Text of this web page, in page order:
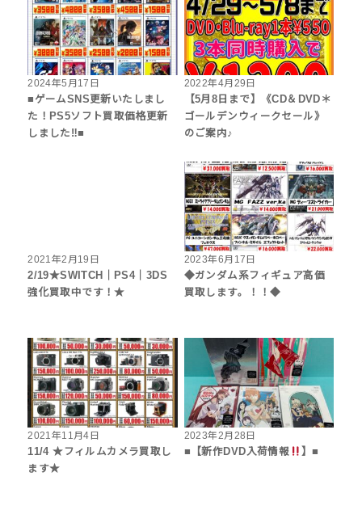
2024年5月17日
■ゲームSNS更新いたしまし
た！PS5ソフト買取価格更新
しました‼︎■
2022年4月29日
【5月8日まで】《CD＆DVD＊
ゴールデンウィークセール》
のご案内♪
2021年2月19日
2/19★SWITCH｜PS4｜3DS
強化買取中です！★
2023年6月17日
◆ガンダム系フィギュア高価
買取します。！！◆
2021年11月4日
11/4 ★フィルムカメラ買取し
ます★
2023年2月28日
■【新作DVD入荷情報
】■